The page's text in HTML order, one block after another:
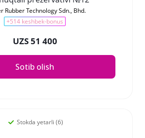
Rubber Technology Sdn., Bhd.
+514 keshbek-bonus
UZS 51 400
Sotib olish
Stokda yetarli (6)